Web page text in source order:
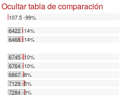
Ocultar tabla de comparación
107.5 -99%
6422 -14%
6468 -14%
6745 -10%
6764 -10%
6867 -8%
7129 -5%
7284 -3%